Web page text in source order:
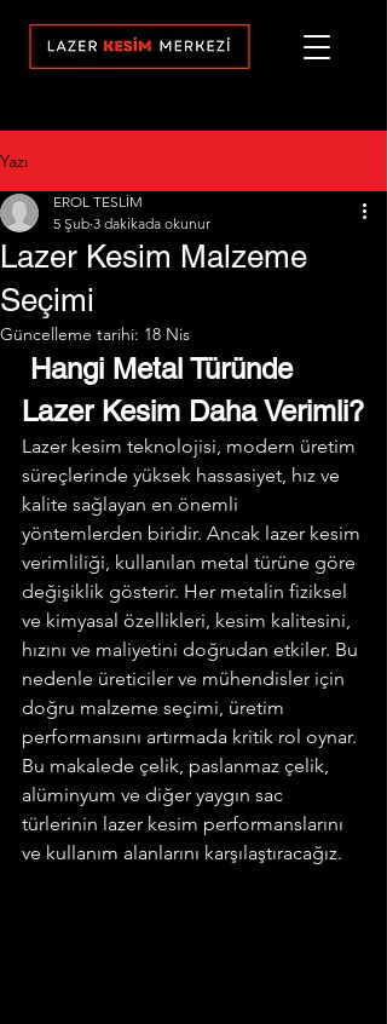
Yazı
Lazer Kesim Malzeme
Seçimi
EROL TESLİM
5 Şub 3 dakikada okunur
Güncelleme tarihi: 18 Nis
Lazer Kesim Daha Verimli?
Lazer kesim teknolojisi, modern üretim
süreçlerinde yüksek hassasiyet, hız ve
kalite sağlayan en önemli
yöntemlerden biridir. Ancak lazer kesim
verimliliği, kullanılan metal türüne göre
değişiklik gösterir. Her metalin fiziksel
ve kimyasal özellikleri, kesim kalitesini,
hızını ve maliyetini doğrudan etkiler. Bu
nedenle üreticiler ve mühendisler için
doğru malzeme seçimi, üretim
performansını artırmada kritik rol oynar.
Bu makalede çelik, paslanmaz çelik,
alüminyum ve diğer yaygın sac
türlerinin lazer kesim performanslarını
ve kullanım alanlarını karşılaştıracağız.